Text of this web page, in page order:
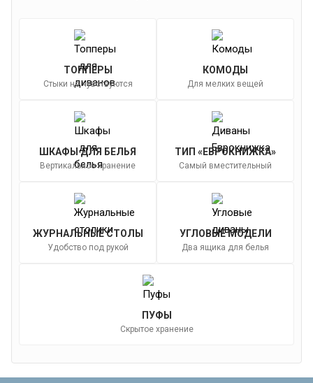
ТОППЕРЫ
Стыки не чувствуются
КОМОДЫ
Для мелких вещей
ШКАФЫ ДЛЯ БЕЛЬЯ
Вертикальное хранение
ТИП «ЕВРОКНИЖКА»
Самый вместительный
ЖУРНАЛЬНЫЕ СТОЛЫ
Удобство под рукой
УГЛОВЫЕ МОДЕЛИ
Два ящика для белья
ПУФЫ
Скрытое хранение